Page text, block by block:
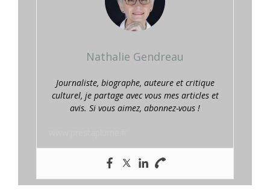
Nathalie Gendreau
Journaliste, biographe, auteure et critique
culturel, je partage avec vous mes articles et
avis. Si vous aimez, abonnez-vous !